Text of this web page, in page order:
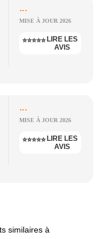
...
MISE À JOUR 2026
⭐⭐⭐⭐⭐ LIRE LES
AVIS
...
MISE À JOUR 2026
⭐⭐⭐⭐⭐ LIRE LES
AVIS
similaires à